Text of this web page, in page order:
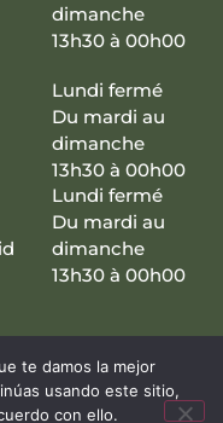
dimanche
13h30 à 00h00
Lundi fermé
Du mardi au
dimanche
13h30 à 00h00
Lundi fermé
Du mardi au
dimanche
13h30 à 00h00
te damos la mejor
usando este sitio,
con ello.